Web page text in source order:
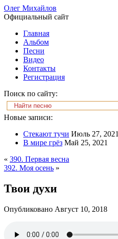
Олег Михайлов
Официальный сайт
Главная
Альбом
Песни
Видео
Контакты
Регистрация
Поиск по сайту:
Новые записи:
Стекают тучи Июль 27, 2021
В мире грёз Май 25, 2021
« 390. Первая весна
392. Моя осень »
Твои духи
Опубликовано Август 10, 2018